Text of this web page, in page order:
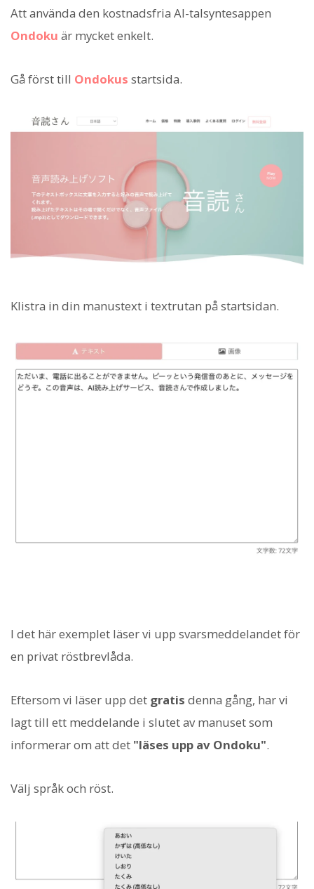
Att använda den kostnadsfria AI-talsyntesappen
Ondoku är mycket enkelt.
Gå först till Ondokus startsida.
Klistra in din manustext i textrutan på startsidan.
I det här exemplet läser vi upp svarsmeddelandet för
en privat röstbrevlåda.
Eftersom vi läser upp det gratis denna gång, har vi
lagt till ett meddelande i slutet av manuset som
informerar om att det "läses upp av Ondoku".
Välj språk och röst.